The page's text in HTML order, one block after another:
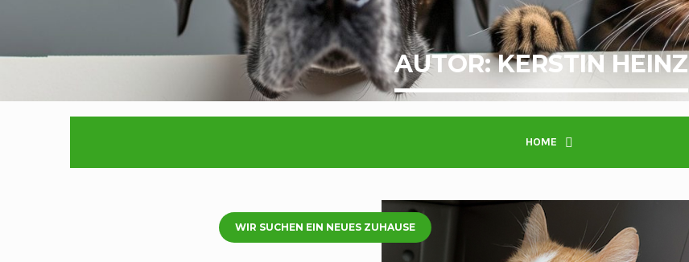
AUTOR:KERSTIN HEINZ
HOME
WIR SUCHEN EIN NEUES ZUHAUSE